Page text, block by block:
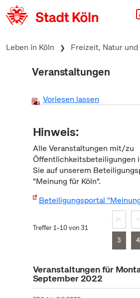
zum Inhalt springen
Leben in Köln Freizeit, Natur
Veranstaltungen
Vorlesen lassen
Hinweis:
Alle Veranstaltungen mit/zu
Öffentlichkeitsbeteiligungen
Sie auf unserem
"Meinung für Köln".
Beteiligungsportal
Treffer 1–10 von 31
|< <
3 4
Veranstaltungen für
September 2022